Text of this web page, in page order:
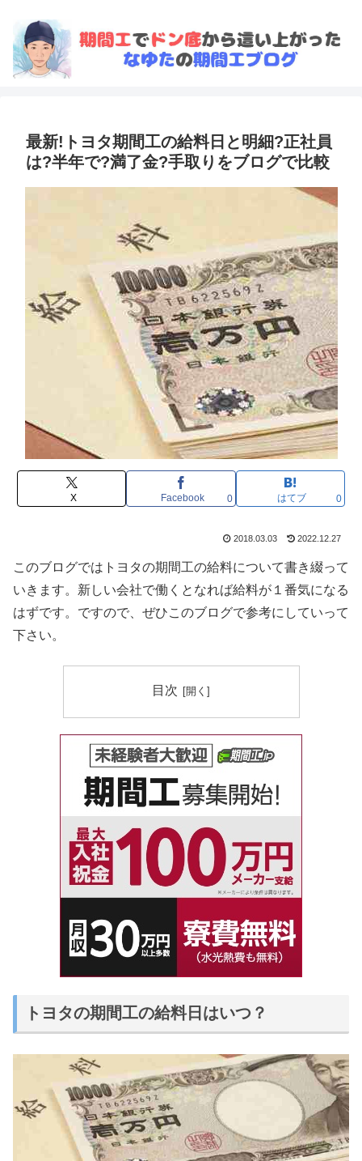
最新!トヨタ期間工の給料日と明細?正社員
は?半年で?満了金?手取りをブログで比較
X Facebook 0 はてブ 0
2018.03.03 2022.12.27
このブログではトヨタの期間工の給料について書き綴って
いきます。新しい会社で働くとなれば給料が１番気になる
はずです。ですので、ぜひこのブログで参考にしていって
下さい。
目次
トヨタの期間工の給料日はいつ？